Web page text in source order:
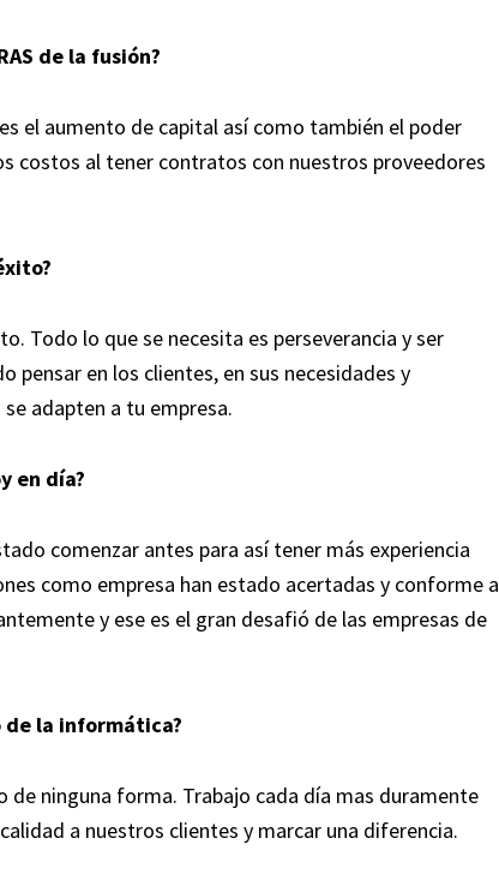
de la fusión?
el aumento de capital así como también el poder
costos al tener contratos con nuestros proveedores
Todo lo que se necesita es perseverancia y ser
pensar en los clientes, en sus necesidades y
adapten a tu empresa.
en día?
comenzar antes para así tener más experiencia
como empresa han estado acertadas y conforme a
y ese es el gran desafió de las empresas de
de la informática?
de ninguna forma. Trabajo cada día mas duramente
a nuestros clientes y marcar una diferencia.